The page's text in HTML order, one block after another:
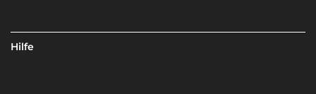
Hilfe